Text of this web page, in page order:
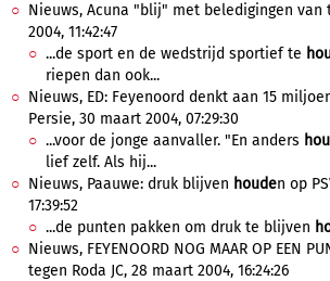
Nieuws, Acuna "blij" met beledigingen van
2004, 11:42:47
...de sport en de wedstrijd sportief te
riepen dan ook...
Nieuws, ED: Feyenoord denkt aan 15
Persie, 30 maart 2004, 07:29:30
...voor de jonge aanvaller. "En anders
lief zelf. Als hij...
Nieuws, Paauwe: druk blijven houden op
17:39:52
...de punten pakken om druk te blijven
Nieuws, FEYENOORD NOG MAAR OP EEN
tegen Roda JC, 28 maart 2004, 16:24:26